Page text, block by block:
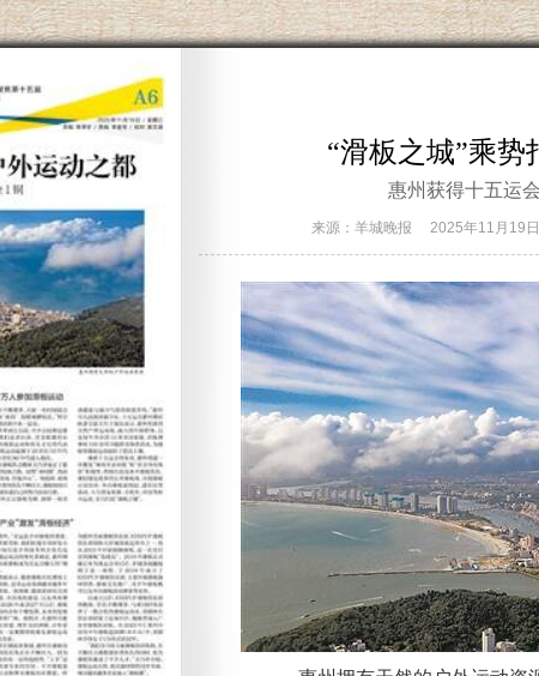
“滑板之城”乘
惠州获得十五运
来源：羊城晚报 2025年11月19